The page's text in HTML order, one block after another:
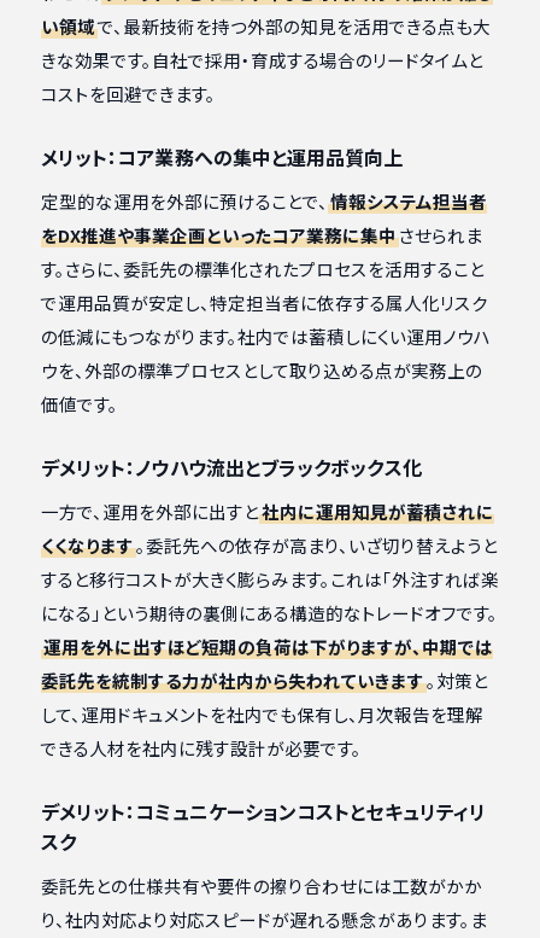
い領域で、最新技術を持つ外部の知見を活用できる点も大
きな効果です。自社で採用・育成する場合のリードタイムと
コストを回避できます。
メリット：コア業務への集中と運用品質向上
定型的な運用を外部に預けることで、 情報システム担当者
をDX推進や事業企画といったコア業務に集中させられま
す。さらに、委託先の標準化されたプロセスを活用すること
で運用品質が安定し、特定担当者に依存する属人化リスク
の低減にもつながります。社内では蓄積しにくい運用ノウハ
ウを、外部の標準プロセスとして取り込める点が実務上の
価値です。
デメリット：ノウハウ流出とブラックボックス化
一方で、運用を外部に出すと社内に運用知見が蓄積されに
くくなります。委託先への依存が高まり、いざ切り替えようと
すると移行コストが大きく膨らみます。これは「外注すれば楽
になる」という期待の裏側にある構造的なトレードオフです。
運用を外に出すほど短期の負荷は下がりますが、中期では
委託先を統制する力が社内から失われていきます。対策と
して、運用ドキュメントを社内でも保有し、月次報告を理解
できる人材を社内に残す設計が必要です。
デメリット：コミュニケーションコストとセキュリティリ
スク
委託先との仕様共有や要件の擦り合わせには工数がかか
り、社内対応より対応スピードが遅れる懸念があります。ま